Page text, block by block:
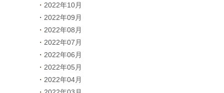
2022年10月
2022年09月
2022年08月
2022年07月
2022年06月
2022年05月
2022年04月